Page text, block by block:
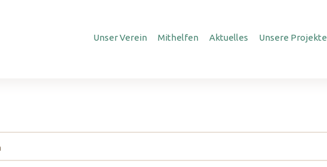
Unser Verein Mithelfen Aktuelles Unsere Projekte